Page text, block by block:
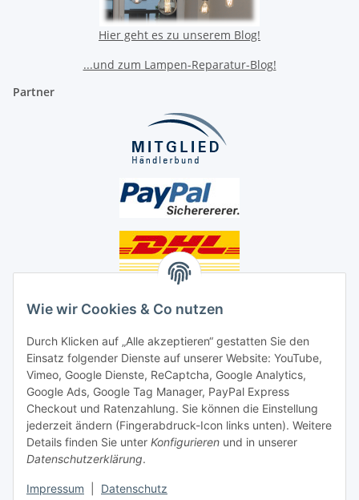
Wie wir Cookies & Co nutzen
Durch Klicken auf „Alle akzeptieren“ gestatten Sie den
Einsatz folgender Dienste auf unserer Website: YouTube,
Vimeo, Google Dienste, ReCaptcha, Google Analytics,
Google Ads, Google Tag Manager, PayPal Express
Checkout und Ratenzahlung. Sie können die Einstellung
jederzeit ändern (Fingerabdruck-Icon links unten). Weitere
Details finden Sie unter Konfigurieren und in unserer
Datenschutzerklärung.
Impressum Datenschutz
Hier geht es zu unserem Blog!
...und zum Lampen-Reparatur-Blog!
Partner
Social Media
Unsere Dienstleistungen
Lampenreparatur
Lichtservice für Senioren
Vertrag widerrufen